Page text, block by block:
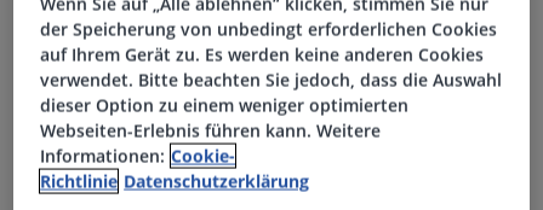
Dein Profil
Abgeschlossene Ausbildung als Galvaniseur,
Verfahrensmechaniker (m/w/d) oder vergleichbar
Erfahrung im Bereich Oberflächentechnik oder Galvanik
wünschenswert
der Speicherung von unbedingt erforderlichen Cookies
auf Ihrem Gerät zu. Es werden keine anderen Cookies
verwendet. Bitte beachten Sie jedoch, dass die Auswahl
dieser Option zu einem weniger optimierten
Webseiten-Erlebnis führen kann. Weitere
Informationen: Cookie-
Richtlinie Datenschutzerklärung